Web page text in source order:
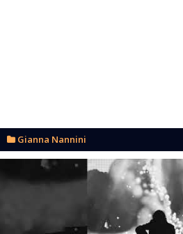
Gianna Nannini